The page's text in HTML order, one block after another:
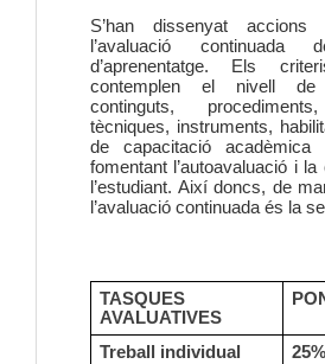
S’han dissenyat accions
l’avaluació continuada
d’aprenentatge. Els
contemplen el nivell
continguts,
tècniques, instruments,
de capacitació acadèmica
fomentant l’autoavaluació i
l’estudiant. Així doncs, de
l’avaluació continuada és la
TASQUES
AVALUATIVES
Treball individual
25%